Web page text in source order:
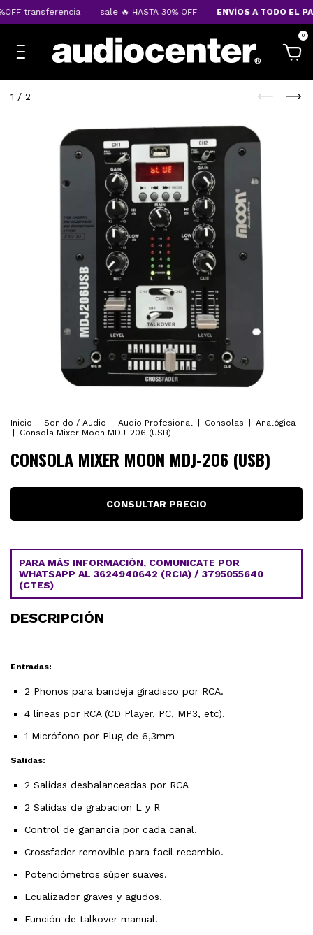
transferencia sale 🔥 HASTA 30% OFF ENVÍOS A TODO EL
0
1 / 2
Inicio Sonido / Audio Audio Profesional Consolas
Analógica
Consola Mixer Moon MDJ-206 (USB)
CONSOLA MIXER MOON MDJ-206 (USB)
PARA MÁS INFORMACIÓN, COMUNICATE POR
WHATSAPP AL 3624940642 (RCIA) / 3795055640
(CTES)
DESCRIPCIÓN
Entradas:
2 Phonos para bandeja giradisco por RCA.
4 lineas por RCA (CD Player, PC, MP3, etc).
1 Micrófono por Plug de 6,3mm
Salidas:
2 Salidas desbalanceadas por RCA
2 Salidas de grabacion L y R
Control de ganancia por cada canal.
Crossfader removible para facil recambio.
Potenciómetros súper suaves.
Ecualízador graves y agudos.
Función de talkover manual.